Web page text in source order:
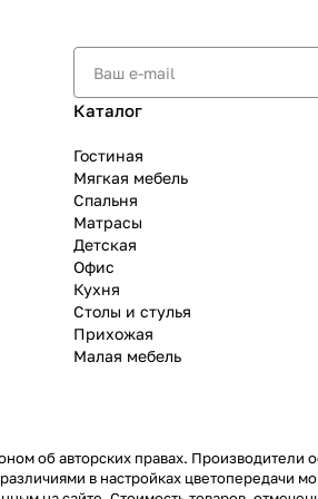
Каталог
Гостиная
Мягкая мебель
Спальня
Матрасы
Детская
Офис
Кухня
Столы и стулья
Прихожая
Малая мебель
об авторских правах. Производители
в настройках цветопередачи